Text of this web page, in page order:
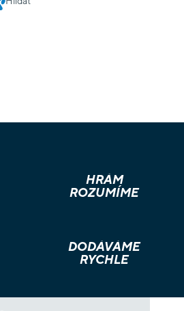
Russ Detachment - 1x Space
HRÁM
ROZUMÍME
DODÁVÁME
RYCHLE